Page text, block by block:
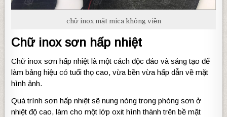
chữ inox mặt mica không viền
Chữ inox sơn hấp nhiệt
Chữ inox sơn hấp nhiệt là một cách độc đáo và sáng tạo để
làm bảng hiệu có tuổi thọ cao, vừa bền vừa hấp dẫn về mặt
hình ảnh.
Quá trình sơn hấp nhiệt sẽ nung nóng trong phòng sơn ở
nhiệt độ cao, làm cho một lớp oxit hình thành trên bề mặt